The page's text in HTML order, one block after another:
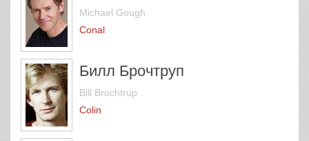
Michael Gough
Conal
Билл Брочтруп
Bill Brochtrup
Colin